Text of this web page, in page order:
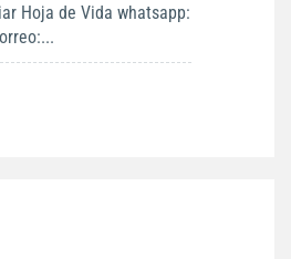
Hoja de Vida whatsapp: